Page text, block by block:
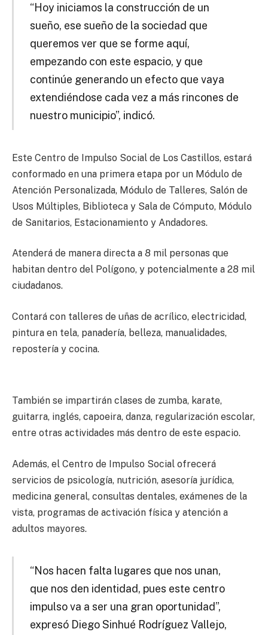
“Hoy iniciamos la construcción de un
sueño, ese sueño de la sociedad que
queremos ver que se forme aquí,
empezando con este espacio, y que
continúe generando un efecto que vaya
extendiéndose cada vez a más rincones de
nuestro municipio”, indicó.
Este Centro de Impulso Social de Los Castillos, estará
conformado en una primera etapa por un Módulo de
Atención Personalizada, Módulo de Talleres, Salón de
Usos Múltiples, Biblioteca y Sala de Cómputo, Módulo
de Sanitarios, Estacionamiento y Andadores.
Atenderá de manera directa a 8 mil personas que
habitan dentro del Polígono, y potencialmente a 28 mil
ciudadanos.
Contará con talleres de uñas de acrílico, electricidad,
pintura en tela, panadería, belleza, manualidades,
repostería y cocina.
También se impartirán clases de zumba, karate,
guitarra, inglés, capoeira, danza, regularización escolar,
entre otras actividades más dentro de este espacio.
Además, el Centro de Impulso Social ofrecerá
servicios de psicología, nutrición, asesoría jurídica,
medicina general, consultas dentales, exámenes de la
vista, programas de activación física y atención a
adultos mayores.
“Nos hacen falta lugares que nos unan,
que nos den identidad, pues este centro
impulso va a ser una gran oportunidad”,
expresó Diego Sinhué Rodríguez Vallejo,